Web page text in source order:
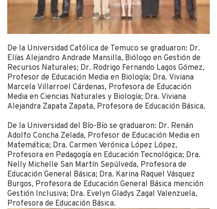
De la Universidad Católica de Temuco se graduaron: Dr.
Elías Alejandro Andrade Mansilla, Biólogo en Gestión de
Recursos Naturales; Dr. Rodrigo Fernando Lagos Gómez,
Profesor de Educación Media en Biología; Dra. Viviana
Marcela Villarroel Cárdenas, Profesora de Educación
Media en Ciencias Naturales y Biología; Dra. Viviana
Alejandra Zapata Zapata, Profesora de Educación Básica.
De la Universidad del Bío-Bío se graduaron: Dr. Renán
Adolfo Concha Zelada, Profesor de Educación Media en
Matemática; Dra. Carmen Verónica López López,
Profesora en Pedagogía en Educación Tecnológica; Dra.
Nelly Michelle San Martín Sepúlveda, Profesora de
Educación General Básica; Dra. Karina Raquel Vásquez
Burgos, Profesora de Educación General Básica mención
Gestión Inclusiva; Dra. Evelyn Gladys Zagal Valenzuela,
Profesora de Educación Básica.